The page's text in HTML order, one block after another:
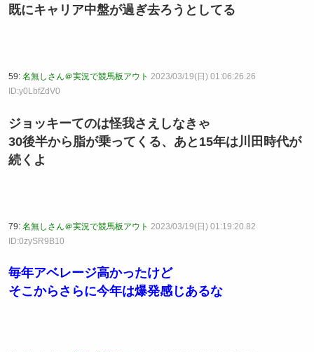
既にキャリア中盤が過ぎ去ろうとしてる
59: 名無しさん＠実況で競馬板アウト 2023/03/19(日) 01:06:26.26
ID:y0LbfZdV0
ジョッキーてのは怪我さえしなきゃ
30後半から脂が乗ってくる、あと15年は川田時代が
続くよ
79: 名無しさん＠実況で競馬板アウト 2023/03/19(日) 01:19:20.82
ID:0zySR9B10
毎年アベレージ高かったけど
そこからさらに今年は爆発感じあるな